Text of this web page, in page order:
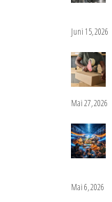
Juni 15, 2026
Mai 27, 2026
Mai 6, 2026